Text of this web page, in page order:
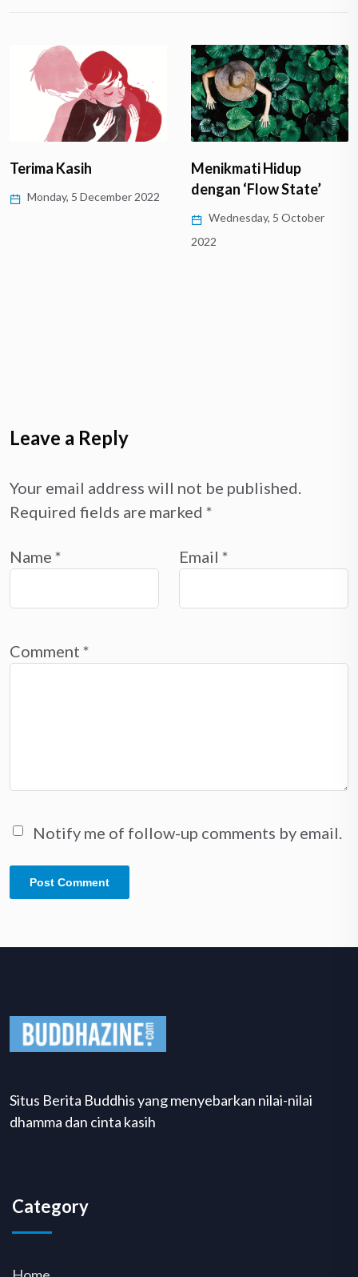
Terima Kasih
Monday, 5 December 2022
Menikmati Hidup
dengan ‘Flow State’
Wednesday, 5 October
2022
Leave a Reply
Your email address will not be published.
Required fields are marked *
Name * Email *
Comment *
Notify me of follow-up comments by email.
Situs Berita Buddhis yang menyebarkan nilai-nilai
dhamma dan cinta kasih
Category